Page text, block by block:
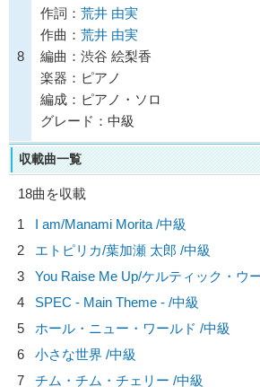
8
作詞： 荒井 由実
作曲： 荒井 由実
編曲：渋谷 絵梨香
楽器：ピアノ
編成：ピアノ・ソロ
グレード：中級
収載曲一覧
18曲を収載
1
I am/Manami Morita /中級
2
エトピリカ/葉加瀬 太郎 /中級
3
You Raise Me Up/ケルティック・ウ
4
SPEC - Main Theme - /中級
5
ホール・ニュー・ワールド /中級
6
小さな世界 /中級
7
チム・チム・チェリー /中級